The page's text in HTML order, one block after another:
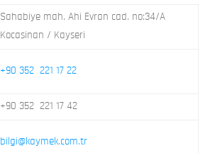
Sahabiye mah. Ahi Evran cad. no:34/A
Kocasinan / Kayseri
+90 352 221 17 22
+90 352 221 17 42
bilgi@kaymek.com.tr